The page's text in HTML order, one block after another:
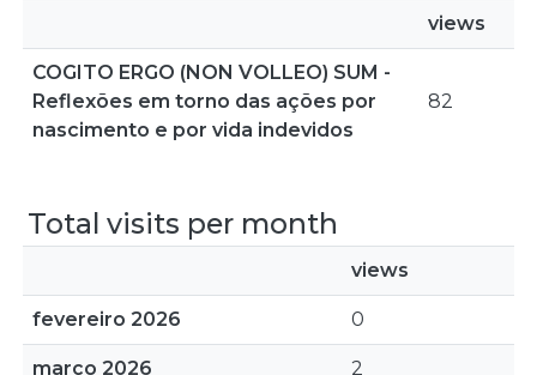
views
COGITO ERGO (NON VOLLEO) SUM -
Reflexões em torno das ações por
nascimento e por vida indevidos
82
Total visits per month
views
fevereiro 2026 0
março 2026 2